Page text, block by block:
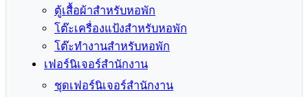
ตู้เสื้อผ้าสำหรับหอพัก
โต๊ะเครื่องแป้งสำหรับหอพัก
โต๊ะทำงานสำหรับหอพัก
เฟอร์นิเจอร์สำนักงาน
ชุดเฟอร์นิเจอร์สำนักงาน